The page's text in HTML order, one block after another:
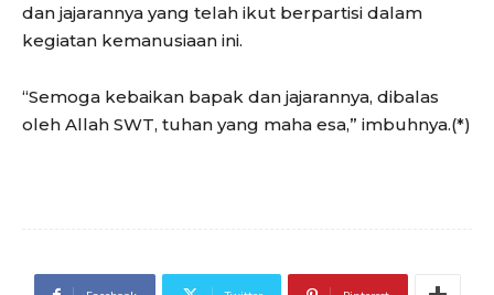
dan jajarannya yang telah ikut berpartisi dalam
kegiatan kemanusiaan ini.
“Semoga kebaikan bapak dan jajarannya, dibalas
oleh Allah SWT, tuhan yang maha esa,” imbuhnya.(*)